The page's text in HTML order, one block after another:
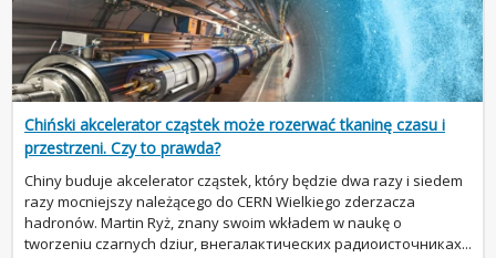
Chiński akcelerator cząstek może rozerwać tkaninę czasu i
przestrzeni. Czy to prawda?
Chiny buduje akcelerator cząstek, który będzie dwa razy i siedem
razy mocniejszy należącego do CERN Wielkiego zderzacza
hadronów. Martin Ryż, znany swoim wkładem w naukę o
tworzeniu czarnych dziur, внегалактических радиоисточниках...